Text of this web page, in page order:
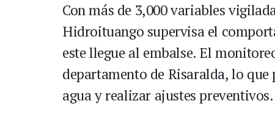
Con más de 3,000 variables
Hidroituango supervisa el
este llegue al embalse. El
departamento de Risaralda, lo
agua y realizar ajustes preventivos.